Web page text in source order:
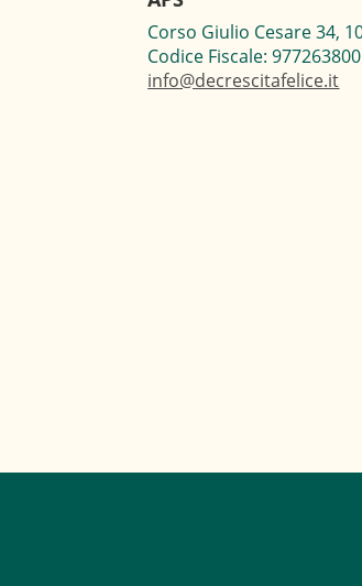
Corso Giulio Cesare 34,
Codice Fiscale:
info@decrescitafelice.it